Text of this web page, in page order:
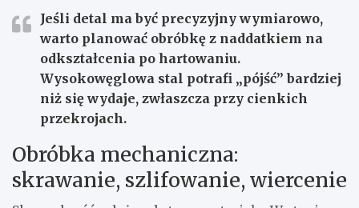
Jeśli detal ma być precyzyjny wymiarowo,
warto planować obróbkę z naddatkiem na
odkształcenia po hartowaniu.
Wysokowęglowa stal potrafi „pójść” bardziej
niż się wydaje, zwłaszcza przy cienkich
przekrojach.
Obróbka mechaniczna:
skrawanie, szlifowanie, wiercenie